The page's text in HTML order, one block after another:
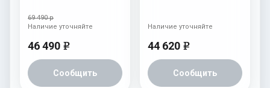
69 490 р
46 490 e
Сообщить
Наличие уточняйте
44 620 e
Сообщить
Наличие уточняйте